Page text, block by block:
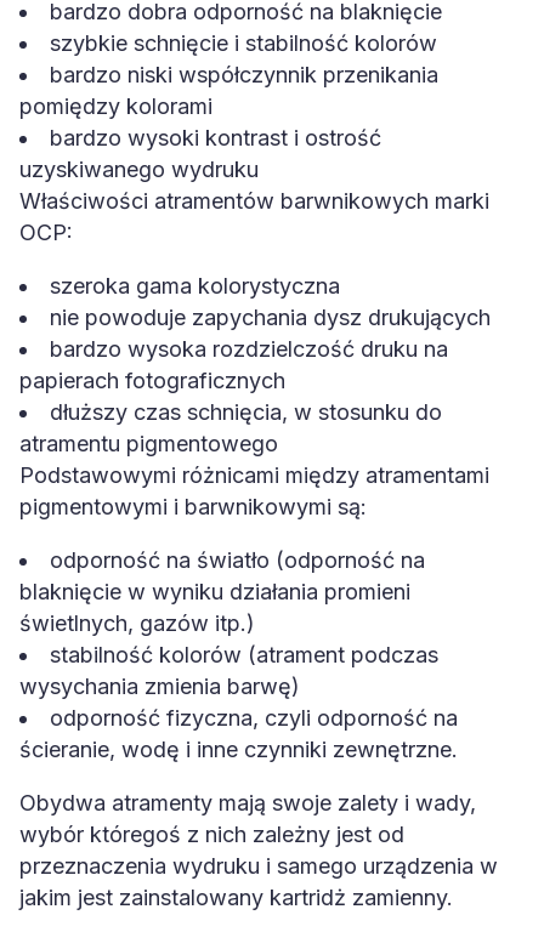
bardzo dobra odporność na blaknięcie
szybkie schnięcie i stabilność kolorów
bardzo niski współczynnik przenikania
pomiędzy kolorami
bardzo wysoki kontrast i ostrość
uzyskiwanego wydruku
Właściwości atramentów barwnikowych marki
OCP:
szeroka gama kolorystyczna
nie powoduje zapychania dysz drukujących
bardzo wysoka rozdzielczość druku na
papierach fotograficznych
dłuższy czas schnięcia, w stosunku do
atramentu pigmentowego
Podstawowymi różnicami między atramentami
pigmentowymi i barwnikowymi są:
odporność na światło (odporność na
blaknięcie w wyniku działania promieni
świetlnych, gazów itp.)
stabilność kolorów (atrament podczas
wysychania zmienia barwę)
odporność fizyczna, czyli odporność na
ścieranie, wodę i inne czynniki zewnętrzne.
Obydwa atramenty mają swoje zalety i wady,
wybór któregoś z nich zależny jest od
przeznaczenia wydruku i samego urządzenia w
jakim jest zainstalowany kartridż zamienny.